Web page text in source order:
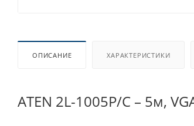
ОПИСАНИЕ ХАРАКТЕРИСТИКИ
ATEN 2L-1005P/C – 5м,